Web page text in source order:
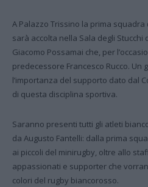
A Palazzo Trissino la prima squadra
sarà accolta nella Sala degli Stucchi
Giacomo Possamai che, per
predecessore Francesco Rucco. Un
l’importanza del supporto dato dal
di questa disciplina sportiva.
Saranno presenti tutti gli atleti
da Augusto Fantelli: dalla prima
ai piccoli del minirugby, oltre allo
appassionati e supporter che
colori del rugby biancorosso.